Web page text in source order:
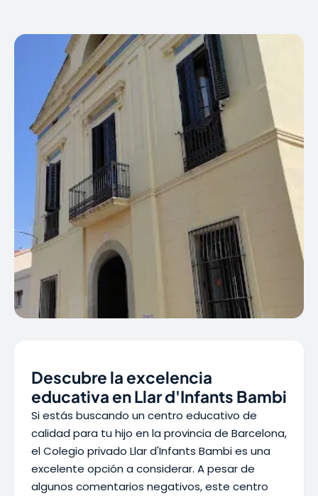
Descubre la excelencia
educativa en Llar d'Infants Bambi
Si estás buscando un centro educativo de
calidad para tu hijo en la provincia de Barcelona,
el Colegio privado Llar d'Infants Bambi es una
excelente opción a considerar. A pesar de
algunos comentarios negativos, este centro